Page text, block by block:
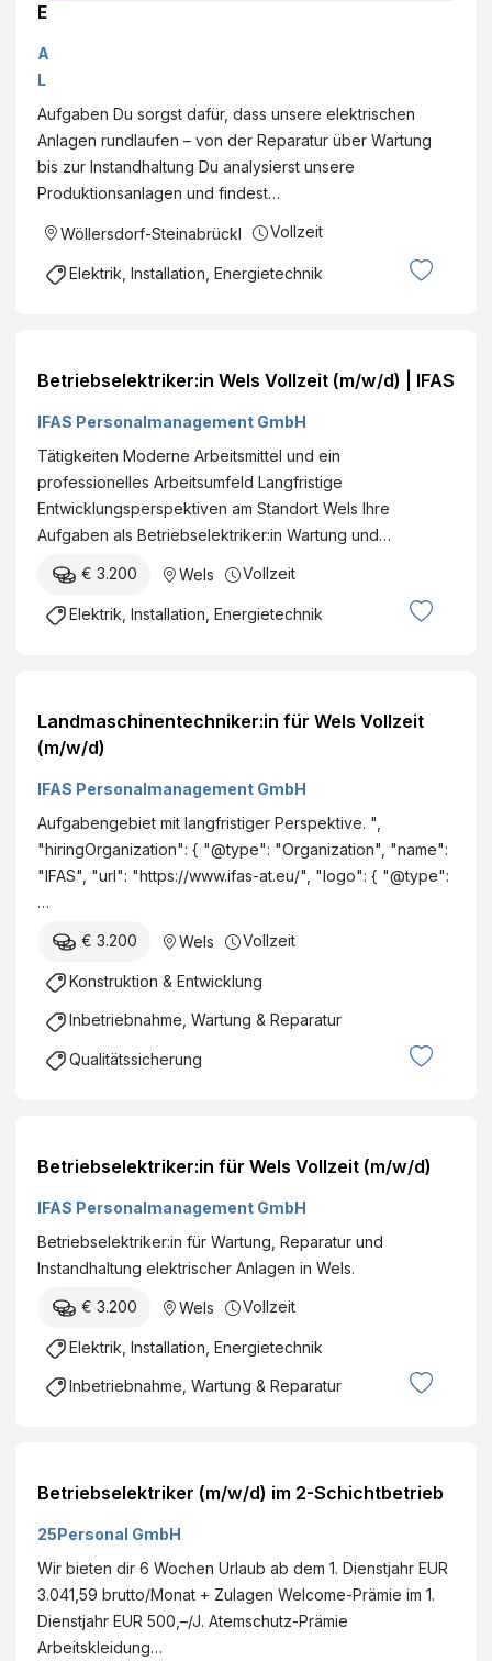
E
R
I
E
B
S
E
L
K
K
R
-
W
E
R
T
A
B
R
C
K
L
M
D
A
L
P
L
A
W
w
n
L
e
h
n
G
&
C
K
G
Aufgaben Du sorgst dafür, dass unsere elektrischen
Anlagen rundlaufen – von der Reparatur über Wartung
bis zur Instandhaltung Du analysierst unsere
Produktionsanlagen und findest…
Wöllersdorf-Steinabrückl Vollzeit
Elektrik, Installation, Energietechnik
Betriebselektriker:in Wels Vollzeit (m/w/d) | IFAS
IFAS Personalmanagement GmbH
Tätigkeiten Moderne Arbeitsmittel und ein
professionelles Arbeitsumfeld Langfristige
Entwicklungsperspektiven am Standort Wels Ihre
Aufgaben als Betriebselektriker:in Wartung und…
€ 3.200 Wels Vollzeit
Elektrik, Installation, Energietechnik
Landmaschinentechniker:in für Wels Vollzeit
(m/w/d)
IFAS Personalmanagement GmbH
Aufgabengebiet mit langfristiger Perspektive. ",
"hiringOrganization": { "@type": "Organization", "name":
"IFAS", "url": "https://www.ifas-at.eu/", "logo": { "@type":
…
€ 3.200 Wels Vollzeit
Konstruktion & Entwicklung
Inbetriebnahme, Wartung & Reparatur
Qualitätssicherung
Betriebselektriker:in für Wels Vollzeit (m/w/d)
IFAS Personalmanagement GmbH
Betriebselektriker:in für Wartung, Reparatur und
Instandhaltung elektrischer Anlagen in Wels.
€ 3.200 Wels Vollzeit
Elektrik, Installation, Energietechnik
Inbetriebnahme, Wartung & Reparatur
Betriebselektriker (m/w/d) im 2-Schichtbetrieb
25Personal GmbH
Wir bieten dir 6 Wochen Urlaub ab dem 1. Dienstjahr EUR
3.041,59 brutto/Monat + Zulagen Welcome-Prämie im 1.
Dienstjahr EUR 500,–/J. Atemschutz-Prämie
Arbeitskleidung…